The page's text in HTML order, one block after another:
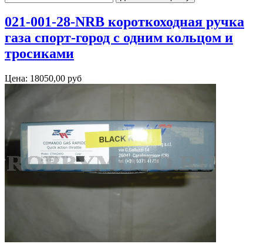
021-001-28-NRB короткоходная ручка
газа спорт-город с одним кольцом и
тросиками
Цена: 18050,00 руб